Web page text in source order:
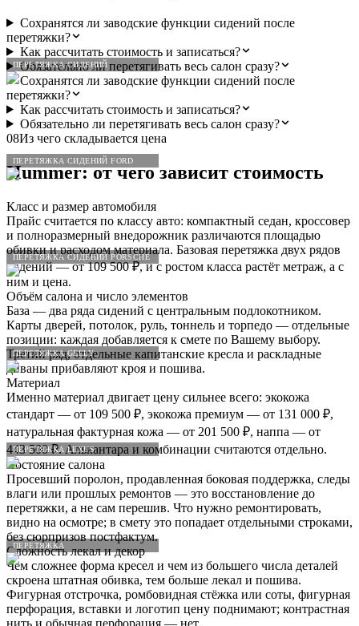
ПЕРЕТЯЖКА СИДЕНИЙ
ПЕРЕТЯЖКА СИДЕНИЙ FORD
ПЕРЕТЯЖКА СИДЕНИЙ PORSCHE
ПЕРЕТЯЖКА GEELY
ПЕРЕТЯЖКА LEXUS
ПЕРЕТЯЖКА
Сохранятся ли заводские функции сидений после
перетяжки?
Как рассчитать стоимость и записаться?
Обязательно ли перетягивать весь салон сразу?
Сохранятся ли заводские функции сидений после
перетяжки?
Как рассчитать стоимость и записаться?
Обязательно ли перетягивать весь салон сразу?
08Из чего складывается цена
Hummer: от чего зависит стоимость
Класс и размер автомобиля
Прайс считается по классу авто: компактный седан, кроссовер
и полноразмерный внедорожник различаются площадью
обивки и расходом материала. Базовая перетяжка двух рядов
сидений — от 109 500 ₽, и с ростом класса растёт метраж, а с
ним и цена.
Объём салона и число элементов
База — два ряда сидений с центральным подлокотником.
Карты дверей, потолок, руль, тоннель и торпедо — отдельные
позиции: каждая добавляется к смете по Вашему выбору.
Третий ряд, отдельные капитанские кресла и раскладные
диваны прибавляют кроя и пошива.
Материал
Именно материал двигает цену сильнее всего: экокожа
стандарт — от 109 500 ₽, экокожа премиум — от 131 000 ₽,
натуральная фактурная кожа — от 201 500 ₽, наппа — от
443 500 ₽. Алькантара и комбинации считаются отдельно.
Состояние салона
Просевший поролон, продавленная боковая поддержка, следы
влаги или прошлых ремонтов — это восстановление до
перетяжки, а не сам перешив. Что нужно ремонтировать,
видно на осмотре; в смету это попадает отдельными строками,
без сюрпризов постфактум.
Сложность лекал и декор
Чем сложнее форма кресел и чем из большего числа деталей
скроена штатная обивка, тем больше лекал и пошива.
Фигурная отстрочка, ромбовидная стёжка или соты, фигурная
перфорация, вставки и логотип цену поднимают; контрастная
нить и обычная перфорация — нет.